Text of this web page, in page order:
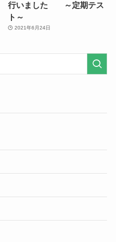
行いました ～定期テス
ト～
2021年6月24日